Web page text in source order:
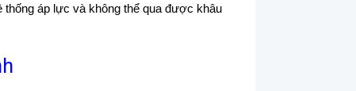
thống áp lực và không thể qua được khâu